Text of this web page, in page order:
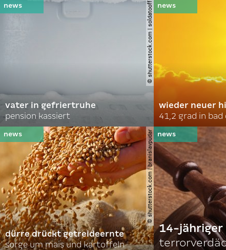
© shutterstock.com | soldatooff
vater in gefriertruhe
pension kassiert
wieder neuer
41,2 grad in
© shutterstock.com | branislavpudar
dürre drückt getreideernte
sorge um mais und kartoffeln
14-